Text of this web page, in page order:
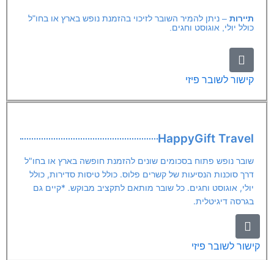
תיירות– ניתן להמיר השובר לזיכוי בהזמנת נופש בארץ או בחו"ל
כולל יולי, אוגוסט וחגים.
קישור לשובר פיזי
HappyGift Travel
שובר נופש פתוח בסכומים שונים להזמנת חופשה בארץ או בחו"ל
דרך סוכנות הנסיעות של קשרים פלוס. כולל טיסות סדירות, כולל
יולי, אוגוסט וחגים. כל שובר מותאם לתקציב מבוקש. *קיים גם
בגרסה דיגיטלית.
קישור לשובר פיזי